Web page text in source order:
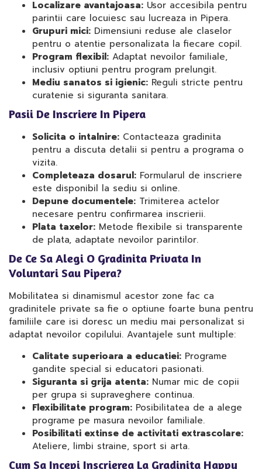
Localizare avantajoasa: Usor accesibila pentru
parintii care locuiesc sau lucreaza in Pipera.
Grupuri mici: Dimensiuni reduse ale claselor
pentru o atentie personalizata la fiecare copil.
Program flexibil: Adaptat nevoilor familiale,
inclusiv optiuni pentru program prelungit.
Mediu sanatos si igienic: Reguli stricte pentru
curatenie si siguranta sanitara.
Pasii De Inscriere In Pipera
Solicita o intalnire: Contacteaza gradinita
pentru a discuta detalii si pentru a programa o
vizita.
Completeaza dosarul: Formularul de inscriere
este disponibil la sediu si online.
Depune documentele: Trimiterea actelor
necesare pentru confirmarea inscrierii.
Plata taxelor: Metode flexibile si transparente
de plata, adaptate nevoilor parintilor.
De Ce Sa Alegi O Gradinita Privata In
Voluntari Sau Pipera?
Mobilitatea si dinamismul acestor zone fac ca
gradinitele private sa fie o optiune foarte buna pentru
familiile care isi doresc un mediu mai personalizat si
adaptat nevoilor copilului. Avantajele sunt multiple:
Calitate superioara a educatiei: Programe
gandite special si educatori pasionati.
Siguranta si grija atenta: Numar mic de copii
per grupa si supraveghere continua.
Flexibilitate program: Posibilitatea de a alege
programe pe masura nevoilor familiale.
Posibilitati extinse de activitati extrascolare:
Ateliere, limbi straine, sport si arta.
Cum Sa Incepi Inscrierea La Gradinita Happy